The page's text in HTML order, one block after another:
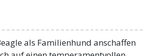
als Familienhund anschaffen